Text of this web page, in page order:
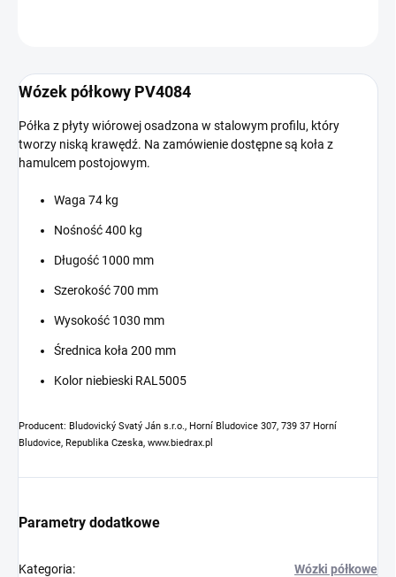
Wózek półkowy PV4084
Półka z płyty wiórowej osadzona w stalowym profilu, który
tworzy niską krawędź. Na zamówienie dostępne są koła z
hamulcem postojowym.
Waga 74 kg
Nośność 400 kg
Długość 1000 mm
Szerokość 700 mm
Wysokość 1030 mm
Średnica koła 200 mm
Kolor niebieski RAL5005
Producent: Bludovický Svatý Ján s.r.o., Horní Bludovice 307, 739 37 Horní
Bludovice, Republika Czeska, www.biedrax.pl
Parametry dodatkowe
Kategoria: Wózki półkowe